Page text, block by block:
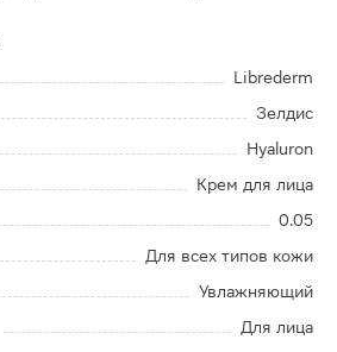
Librederm
Зелдис
Hyaluron
Крем для лица
0.05
Для всех типов кожи
Увлажняющий
Для лица